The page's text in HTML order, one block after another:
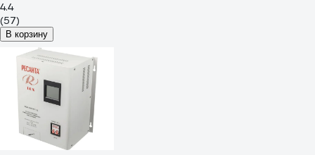
4.4
(57)
В корзину